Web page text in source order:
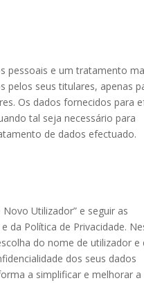
pessoais e um tratamento
pelos seus titulares, apenas
Os dados fornecidos para
tal seja necessário para
de dados efectuado.
Utilizador” e seguir as
da Política de Privacidade.
do nome de utilizador e
dos seus dados
a simplificar e melhorar a